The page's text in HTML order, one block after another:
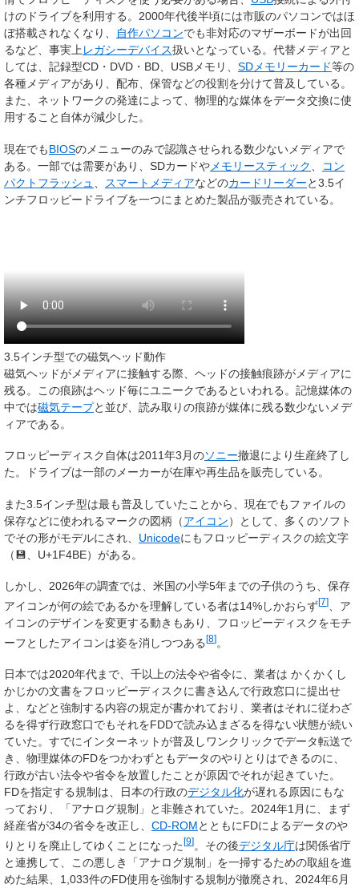
けのドライブを利用する。2000年代後半頃には市販のパソコンではほ
ぼ搭載されなくなり、
自作パソコンでも非対応のマザーボードが出回
るなど、事実上レガシーデバイス扱いとなっている。代替メディアと
しては、記録型CD・DVD・BD、USBメモリ、 SDメモリーカード等の
各種メディアがあり、配布、保管などの役割を分けて普及している。
また、ネットワークの発達によって、物理的な媒体をデータ交換に使
用すること自体が減少した。
現在でもBIOSのメニューのみで認識させられる数少ないメディアで
ある。一部では需要があり、SDカードや メモリースティック
コン
パクトフラッシュ
スマートメディアなどのカードリーダーと3.5イ
ンチフロッピードライブを一つにまとめた製品が販売されている。
3.5インチ型での磁気ヘッド動作
磁気ヘッドがメディアに接触する際、ヘッドの接触痕跡がメディアに
残る。この痕跡はヘッド毎にユニークであるといわれる。記憶媒体の
中では磁気テープと並び、読み取りの痕跡が媒体に残る数少ないメデ
ィアである。
フロッピーディスク自体は2011年3月のソニー撤退により生産終了し
た。ドライブは一部のメーカーが在庫や再生品を販売している。
また3.5インチ型は最も普及していたことから、現在でもファイルの
保存などに使われるマークの図柄（アイコン）として、多くのソフト
でその形がモデルにされ、 Unicodeにもフロッピーディスクの絵文字
（💾、U+1F4BE）がある。
しかし、2026年の調査では、米国の小学5年までの子供のうち、保存
アイコンが何の絵であるかを理解している者は14%しかおらず[7]
、ア
イコンのデザインを変更する動きもあり、フロッピーディスクをモチ
ーフとしたアイコンは姿を消しつつある[8]。
日本では2020年代まで、千以上の法令や省令に、業者は かくかくし
かじかの文書をフロッピーディスクに書き込んで行政窓口に提出せ
よ、などと強制する内容の規定が書かれており、業者はそれに従わざ
るを得ず行政窓口でもそれをFDDで読み込まざるを得ない状態が続い
ていた。すでにインターネットが普及しワンクリックでデータ転送で
き、物理媒体のFDをつかわずともデータのやりとりはできるのに、
行政が古い法令や省令を放置したことが原因でそれが起きていた。
FDを指定する規制は、日本の行政のデジタル化が遅れる原因にもな
っており、「アナログ規制」と非難されていた。2024年1月に、まず
経産省が34の省令を改正し、 CD-ROMとともにFDによるデータのや
りとりを廃止してゆくことになった [9] 。その後デジタル庁は関係省庁
と連携して、この悪しき「アナログ規制」を一掃するための取組を進
めた結果、1,033件のFD使用を強制する規制が撤廃され、2024年6月